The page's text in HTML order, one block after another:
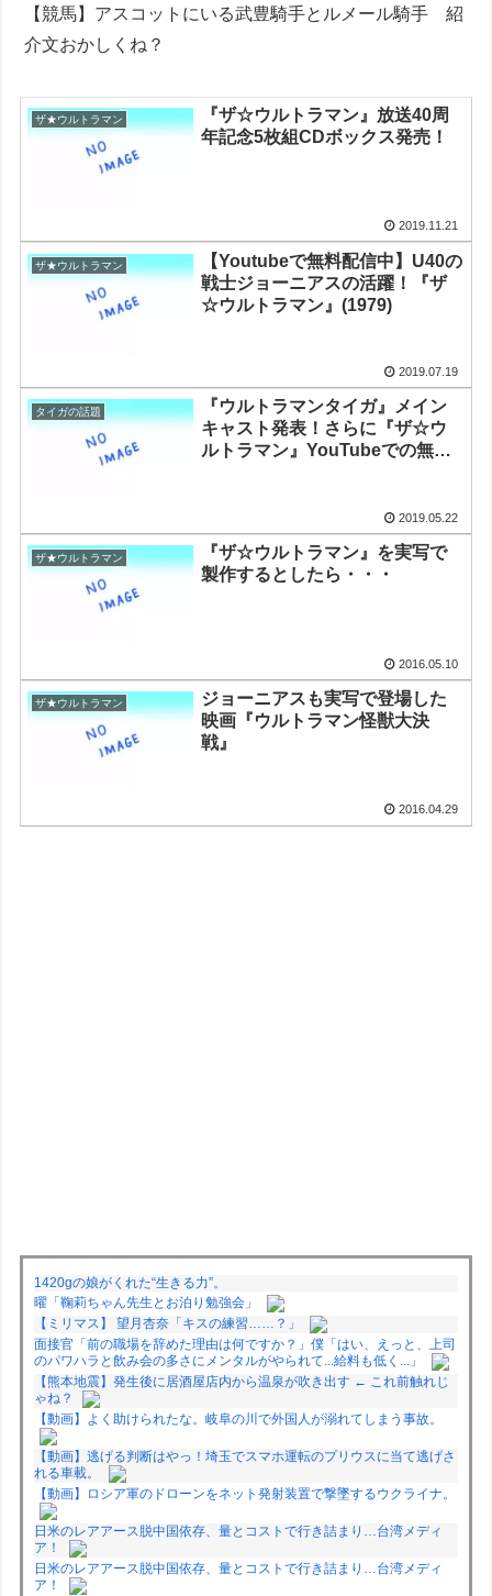
【競馬】アスコットにいる武豊騎手とルメール騎手 紹
介文おかしくね？
ザ★ウルトラマン
『ザ☆ウルトラマン』放送40周
年記念5枚組CDボックス発売！
2019.11.21
ザ★ウルトラマン
【Youtubeで無料配信中】U40の
戦士ジョーニアスの活躍！『ザ
☆ウルトラマン』(1979)
2019.07.19
タイガの話題
『ウルトラマンタイガ』メイン
キャスト発表！さらに『ザ☆ウ
ルトラマン』YouTubeでの無料
2019.05.22
ザ★ウルトラマン
『ザ☆ウルトラマン』を実写で
製作するとしたら・・・
2016.05.10
ザ★ウルトラマン
ジョーニアスも実写で登場した
映画『ウルトラマン怪獣大決
戦』
2016.04.29
1420gの娘がくれた“生きる力”。
曜「鞠莉ちゃん先生とお泊り勉強会」
【ミリマス】 望月杏奈「キスの練習……？」
面接官「前の職場を辞めた理由は何ですか？」僕「はい、えっと、上司
のパワハラと飲み会の多さにメンタルがやられて...給料も低く...」
【熊本地震】発生後に居酒屋店内から温泉が吹き出す ← これ前触れじ
ゃね？
【動画】よく助けられたな。岐阜の川で外国人が溺れてしまう事故。
【動画】逃げる判断はやっ！埼玉でスマホ運転のプリウスに当て逃げさ
れる車載。
【動画】ロシア軍のドローンをネット発射装置で撃墜するウクライナ。
日米のレアアース脱中国依存、量とコストで行き詰まり…台湾メディ
ア！
日米のレアアース脱中国依存、量とコストで行き詰まり…台湾メディ
ア！